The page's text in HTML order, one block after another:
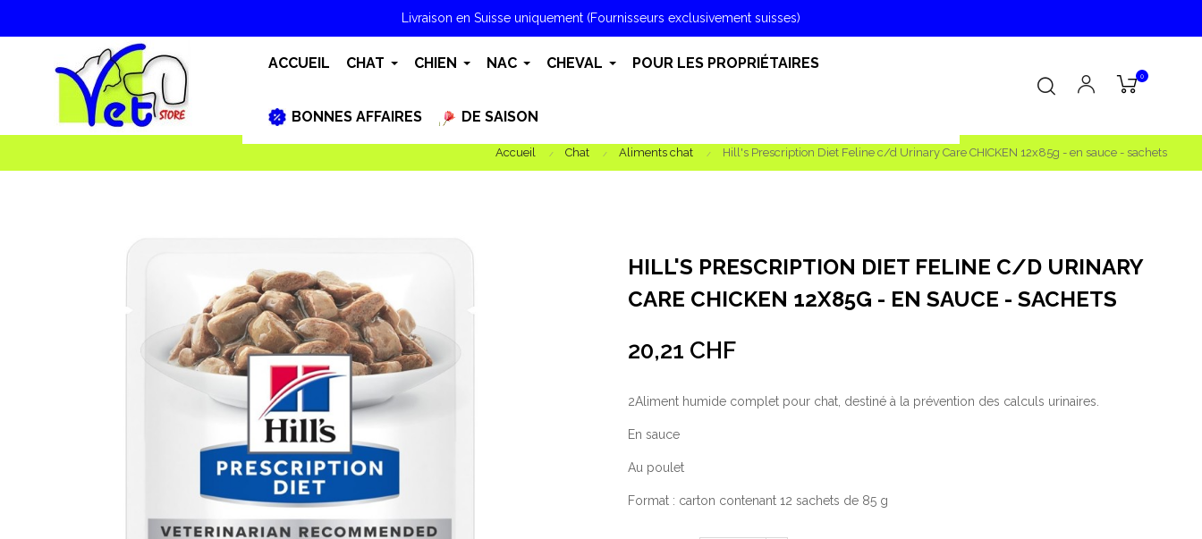
Livraison en Suisse uniquement (Fournisseurs exclusivement suisses)
ACCUEIL CHAT CHIEN NAC CHEVAL POUR LES PROPRIÉTAIRES
BONNES AFFAIRES DE SAISON
0
Accueil Chat Aliments chat Hill's Prescription Diet Feline c/d Urinary Care CHICKEN 12x85g - en sauce - sachets
HILL'S PRESCRIPTION DIET FELINE C/D URINARY
CARE CHICKEN 12X85G - EN SAUCE - SACHETS
20,21 CHF
2Aliment humide complet pour chat, destiné à la prévention des calculs urinaires.
En sauce
Au poulet
Format : carton contenant 12 sachets de 85 g